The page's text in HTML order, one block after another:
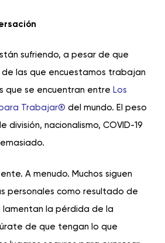
sufriendo, a pesar de que
de las que encuestamos trabajan
que se encuentran entre Los
Trabajar® del mundo. El peso
división, nacionalismo, COVID-19
A menudo. Muchos siguen
personales como resultado de
lamentan la pérdida de la
de que tengan lo que